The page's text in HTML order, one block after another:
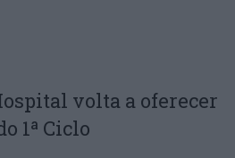
volta a oferecer
1ª Ciclo